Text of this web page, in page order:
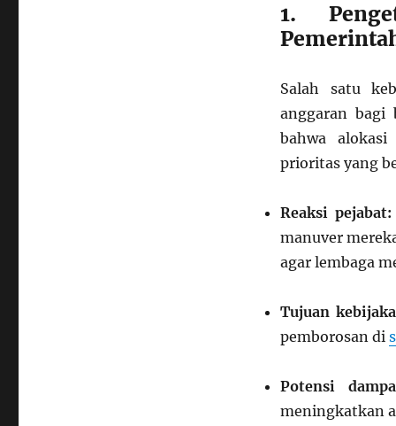
1.
Salah satu
anggaran bagi
bahwa
prioritas yang
Reaksi pejabat:
manuver
agar lembaga
Tujuan
pemborosan di
Potensi
meningkatkan